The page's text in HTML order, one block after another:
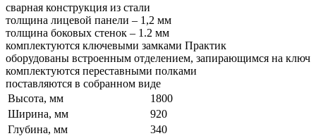
сварная конструкция из стали
толщина лицевой панели – 1,2 мм
толщина боковых стенок – 1.2 мм
комплектуются ключевыми замками Практик
оборудованы встроенным отделением, запирающимся на ключ
комплектуются переставными полками
поставляются в собранном виде
Высота, мм
1800
Ширина, мм
920
Глубина, мм
340